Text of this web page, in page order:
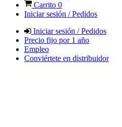
Carrito 0
Iniciar sesión / Pedidos
Iniciar sesión / Pedidos
Precio fijo por 1 año
Empleo
Conviértete en distribuidor